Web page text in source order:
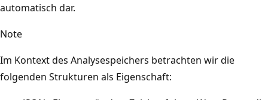
automatisch dar.
Note
Im Kontext des Analysespeichers betrachten wir die
folgenden Strukturen als Eigenschaft: